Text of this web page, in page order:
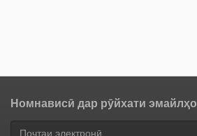
Номнависӣ дар рӯйхати эмайлҳо